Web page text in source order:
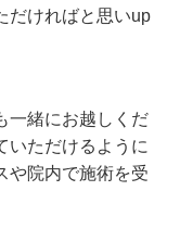
だければと思いup
一緒にお越しくだ
いただけるように
や院内で施術を受